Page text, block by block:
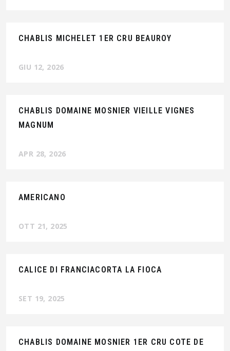
CHABLIS MICHELET 1ER CRU BEAUROY
GIU 12, 2026
CHABLIS DOMAINE MOSNIER VIEILLE VIGNES
MAGNUM
APR 28, 2026
AMERICANO
OTT 21, 2025
CALICE DI FRANCIACORTA LA FIOCA
SET 19, 2025
CHABLIS DOMAINE MOSNIER 1ER CRU COTE DE